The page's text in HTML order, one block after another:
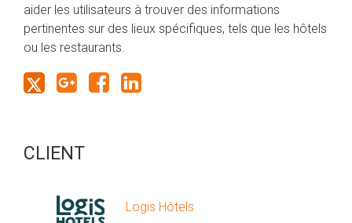
aider les utilisateurs à trouver des informations
pertinentes sur des lieux spécifiques, tels que les hôtels
ou les restaurants.
CLIENT
Logis Hôtels